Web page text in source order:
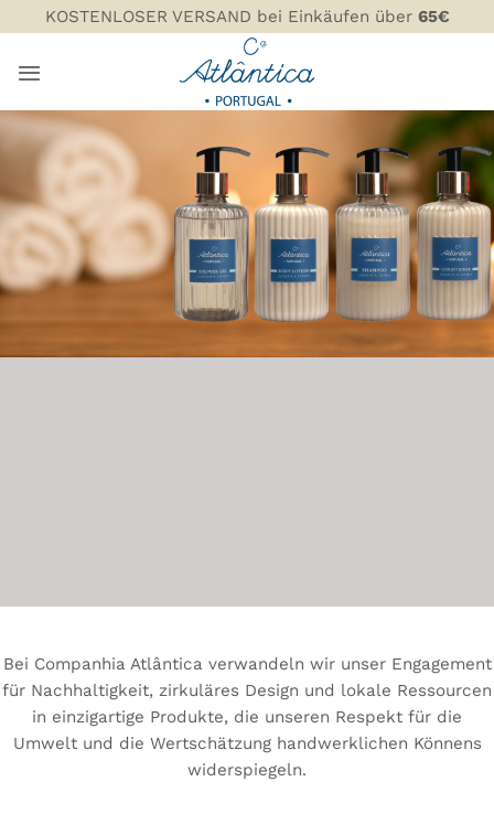
Inhalt
springen
KOSTENLOSER VERSAND bei Einkäufen über 65€
AMENITIES
COMPANHIA ATLÂNTICA
INFO
Bei Companhia Atlântica verwandeln wir unser Engagement
für Nachhaltigkeit, zirkuläres Design und lokale Ressourcen
in einzigartige Produkte, die unseren Respekt für die
Umwelt und die Wertschätzung handwerklichen Könnens
widerspiegeln.